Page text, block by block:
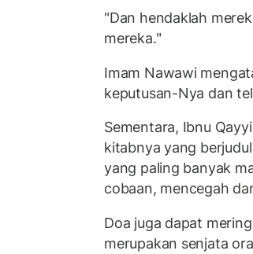
"Dan hendaklah
mereka."
Imam Nawawi
keputusan-Nya dan
Sementara, Ibnu
kitabnya yang berjudul
yang paling banyak
cobaan, mencegah
Doa juga dapat
merupakan senjata